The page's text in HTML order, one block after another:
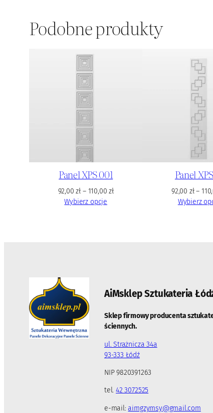
Podobne produkty
Panel XPS 001
92,00zł – 110,00zł
Wybierz opcje
Panel
92,00 zł–
Wybierz
AiMsklep Sztukateria
Sklep firmowy producenta
ściennych.
ul. Strażnicza 34a
93-333 Łódź
NIP 9820391263
tel.42 3072525
e-mail:aimgzymsy@gmail.com